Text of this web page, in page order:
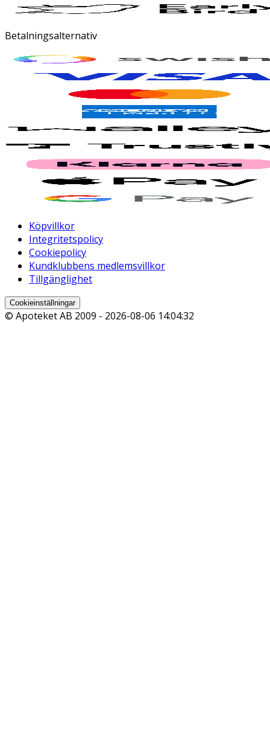
Betalningsalternativ
Köpvillkor
Integritetspolicy
Cookiepolicy
Kundklubbens medlemsvillkor
Tillgänglighet
Cookieinställningar
© Apoteket AB 2009 - 2026-08-06 14:04:32